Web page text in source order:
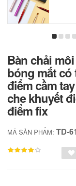
Bàn chải
bóng mắt có
điểm cầm
che khuyết
điểm fix
MÃ SẢN PHẨM: TD-